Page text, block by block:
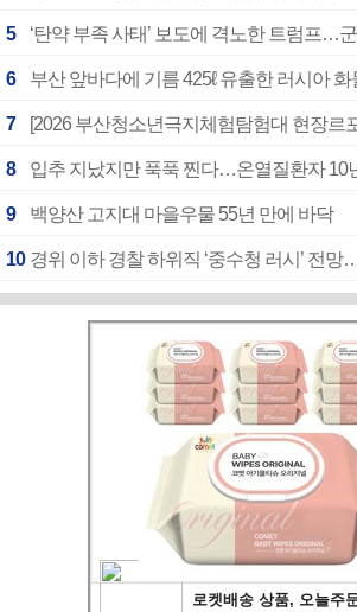
5
6 부산 앞바다에 기름 425ℓ 유출한 러시아
7
8 입추 지났지만 푹푹 찐다…온열질환자 10
9 백양산 고지대 마을우물 55년 만에 바닥
10 경위 이하 경찰 하위직 ‘중수청 러시’ 전